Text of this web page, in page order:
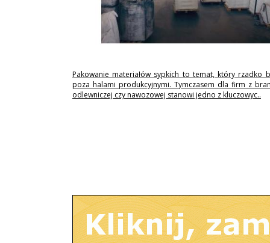
Pakowanie materiałów sypkich to temat, który rzadko
poza halami produkcyjnymi. Tymczasem dla firm z
odlewniczej czy nawozowej stanowi jedno z kluczowyc..